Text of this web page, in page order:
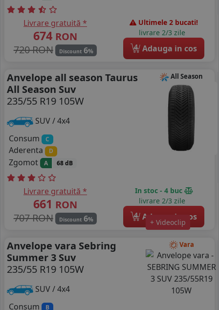
Livrare gratuită *
674 RON
720 RON
Discount 6%
Ultimele 2 bucati!
livrare 2/3 zile
4 Adauga in cos
All Season
+ Videoclip
Anvelope all season Taurus
All Season Suv
235/55 R19 105W
SUV / 4x4
Consum
C
Aderenta D
Zgomot A 68 dB
Livrare gratuită *
661 RON
707 RON
Discount 6%
In stoc - 4 buc
livrare 2/3 zile
4 Adauga in cos
Vara
Anvelope vara Sebring
Summer 3 Suv
235/55 R19 105W
SUV / 4x4
Consum
B